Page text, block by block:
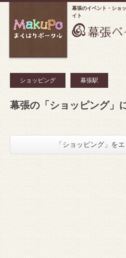
幕張のイベント・ショ
イト
ショッピング 幕張駅
幕張の「ショッピング」
「ショッピング」を